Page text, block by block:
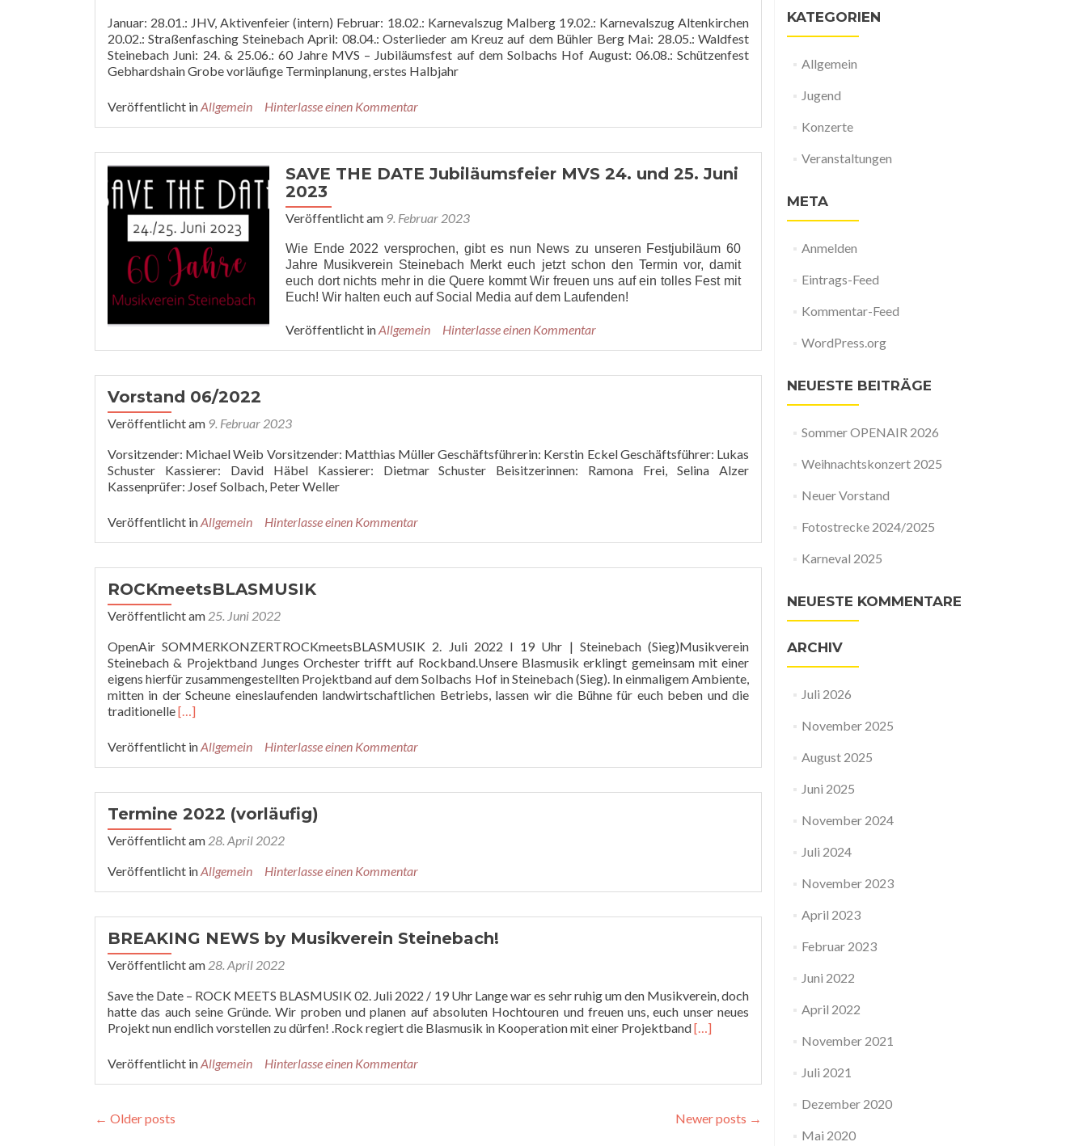
Januar: 28.01.: JHV, Aktivenfeier (intern) Februar: 18.02.: Karnevalszug Malberg 19.02.: Karnevalszug Altenkirchen
20.02.: Straßenfasching Steinebach April: 08.04.: Osterlieder am Kreuz auf dem Bühler Berg Mai: 28.05.: Waldfest
Steinebach Juni: 24. & 25.06.: 60 Jahre MVS – Jubiläumsfest auf dem Solbachs Hof August: 06.08.: Schützenfest
Gebhardshain Grobe vorläufige Terminplanung, erstes Halbjahr
Veröffentlicht inAllgemein Hinterlasse einen Kommentar
SAVE THE DATE Jubiläumsfeier MVS 24. und 25. Juni
2023
Veröffentlicht am 9. Februar 2023
Wie Ende 2022 versprochen, gibt es nun News zu unseren Festjubiläum 60
Jahre Musikverein Steinebach Merkt euch jetzt schon den Termin vor, damit
euch dort nichts mehr in die Quere kommt Wir freuen uns auf ein tolles Fest mit
Euch! Wir halten euch auf Social Media auf dem Laufenden!
Veröffentlicht inAllgemein Hinterlasse einen Kommentar
Vorstand 06/2022
Veröffentlicht am 9. Februar 2023
Vorsitzender: Michael Weib Vorsitzender: Matthias Müller Geschäftsführerin: Kerstin Eckel Geschäftsführer: Lukas
Schuster Kassierer: David Häbel Kassierer: Dietmar Schuster Beisitzerinnen: Ramona Frei, Selina Alzer
Kassenprüfer: Josef Solbach, Peter Weller
Veröffentlicht inAllgemein Hinterlasse einen Kommentar
ROCKmeetsBLASMUSIK
Veröffentlicht am 25. Juni 2022
OpenAir SOMMERKONZERTROCKmeetsBLASMUSIK 2. Juli 2022 I 19 Uhr | Steinebach (Sieg)Musikverein
Steinebach & Projektband Junges Orchester trifft auf Rockband.Unsere Blasmusik erklingt gemeinsam mit einer
eigens hierfür zusammengestellten Projektband auf dem Solbachs Hof in Steinebach (Sieg). In einmaligem Ambiente,
mitten in der Scheune eineslaufenden landwirtschaftlichen Betriebs, lassen wir die Bühne für euch beben und die
traditionelleRead
about
ROCKmeetsBLASMUSIK
[…]
Veröffentlicht inAllgemein Hinterlasse einen Kommentar
Termine 2022 (vorläufig)
Veröffentlicht am 28. April 2022
Veröffentlicht inAllgemein Hinterlasse einen Kommentar
BREAKING NEWS by Musikverein Steinebach!
Veröffentlicht am 28. April 2022
Save the Date – ROCK MEETS BLASMUSIK 02. Juli 2022 / 19 Uhr Lange war es sehr ruhig um den Musikverein, doch
hatte das auch seine Gründe. Wir proben und planen auf absoluten Hochtouren und freuen uns, euch unser neues
Projekt nun endlich vorstellen zu dürfen! .Rock regiert die Blasmusik in Kooperation mit einer ProjektbandRead
Musikverein
[…]
Veröffentlicht inAllgemein Hinterlasse einen Kommentar
← Older posts Newer posts →
KATEGORIEN
Allgemein
Jugend
Konzerte
Veranstaltungen
META
Anmelden
Eintrags-Feed
Kommentar-Feed
WordPress.org
NEUESTE BEITRÄGE
Sommer OPENAIR 2026
Weihnachtskonzert 2025
Neuer Vorstand
Fotostrecke 2024/2025
Karneval 2025
NEUESTE KOMMENTARE
ARCHIV
Juli 2026
November 2025
August 2025
Juni 2025
November 2024
Juli 2024
November 2023
April 2023
Februar 2023
Juni 2022
April 2022
November 2021
Juli 2021
Dezember 2020
Mai 2020